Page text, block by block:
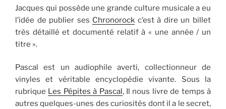
Jacques qui possède une grande culture musicale a eu
l’idée de publier ses Chronorock c’est à dire un billet
très détaillé et documenté relatif à « une année / un
titre ».
Pascal est un audiophile averti, collectionneur de
vinyles et véritable encyclopédie vivante. Sous la
rubrique Les Pépites à Pascal, Il nous livre de temps à
autres quelques-unes des curiosités dont il a le secret,